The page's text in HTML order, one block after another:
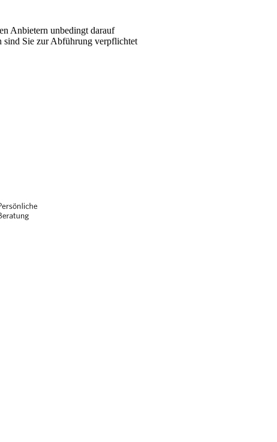
Anbietern unbedingt darauf
sind Sie zur Abführung verpflichtet